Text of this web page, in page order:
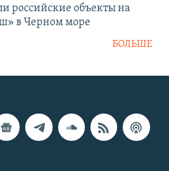
российские объекты на
в Черном море
БОЛЬШЕ